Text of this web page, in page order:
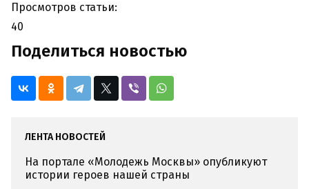
Просмотров статьи:
40
Поделиться новостью
ЛЕНТА НОВОСТЕЙ
На портале «Молодежь Москвы» опубликуют
истории героев нашей страны